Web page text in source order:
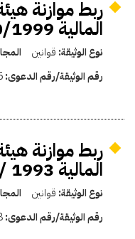
ربط موازنة
المالية 2000/1999
نوع الوثيقة: قوانين
رقم الوثيقة/رقم الدعوى:
ربط موازنة
المالية 1993 /1994
نوع الوثيقة: قوانين
رقم الوثيقة/رقم الدعوى: